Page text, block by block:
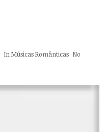
InMúsicas Românticas No